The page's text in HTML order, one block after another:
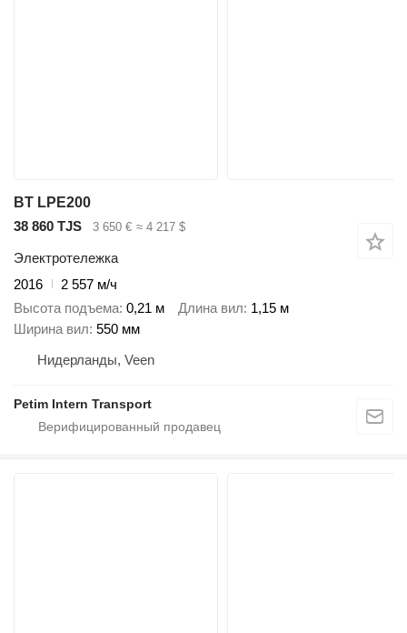
BT LPE200
38 860 TJS
3 650 € ≈ 4 217 $
Электротележка
2016
2 557 м/ч
Высота подъема 0,21 м Длина вил 1,15 м
Ширина вил 550 мм
Нидерланды, Veen
Petim Intern Transport